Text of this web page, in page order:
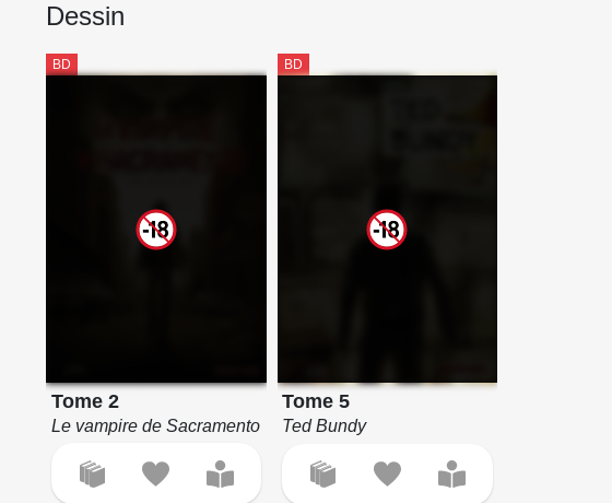
Dessin
BD
Tome 2
Le vampire de Sacramento
BD
Tome 5
Ted Bundy